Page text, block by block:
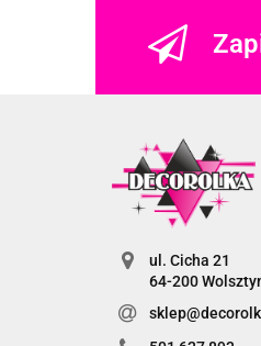
ul. Cicha 21
64-200